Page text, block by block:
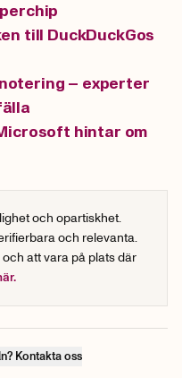
till DuckDuckGos
– experter
hintar om
och opartiskhet.
och relevanta.
att vara på plats där
Kontakta oss